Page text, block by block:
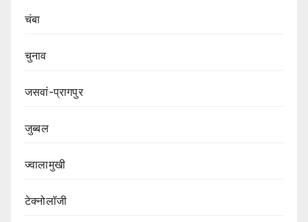
चंबा
चुनाव
जसवां-प्रागपुर
जुब्बल
ज्वालामुखी
टेक्नोलॉजी